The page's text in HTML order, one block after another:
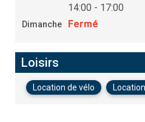
14:00 - 17:00
Dimanche Fermé
Loisirs
Location de vélo